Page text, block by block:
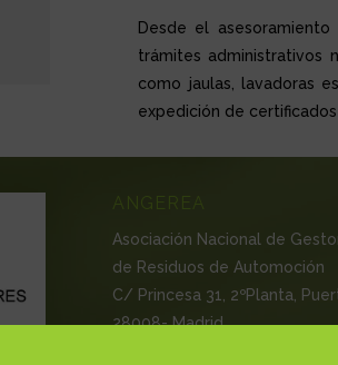
Desde el
trámites administrativos
como jaulas, lavadoras
expedición de
ANGEREA
Asociación Nacional de
de Residuos de Automoción
C/ Princesa 31, 2ºPlanta,
28008- Madrid